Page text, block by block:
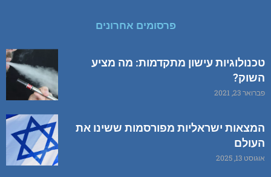
פרסומים אחרונים
טכנולוגיות עישון מתקדמות: מה מציע
השוק?
פברואר 23, 2021
המצאות ישראליות מפורסמות ששינו את
העולם
אוגוסט 13, 2025